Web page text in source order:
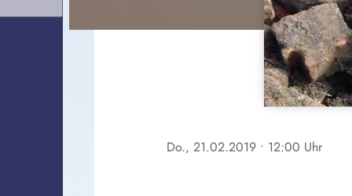
Do., 21.02.2019 • 12:00 Uhr